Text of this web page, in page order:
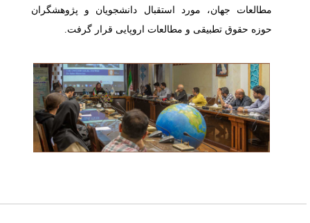
مطالعات جهان، مورد استقبال دانشجویان و پژوهشگران
حوزه حقوق تطبیقی و مطالعات اروپایی قرار گرفت.